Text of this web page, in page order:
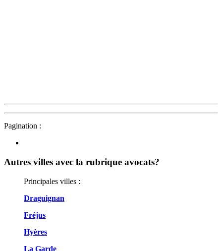
Pagination :
Autres villes avec la rubrique avocats?
Principales villes :
Draguignan
Fréjus
Hyères
La Garde